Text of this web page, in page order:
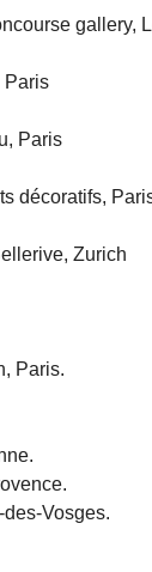
gallery,
Paris
Paris
décoratifs,
Zurich
Paris.
Vosges.